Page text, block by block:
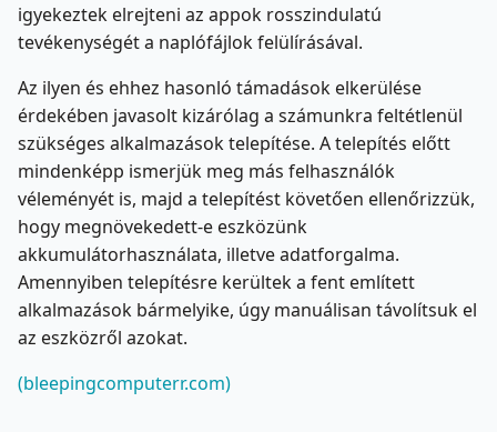
igyekeztek elrejteni az appok rosszindulatú
tevékenységét a naplófájlok felülírásával.
Az ilyen és ehhez hasonló támadások elkerülése
érdekében javasolt kizárólag a számunkra feltétlenül
szükséges alkalmazások telepítése. A telepítés előtt
mindenképp ismerjük meg más felhasználók
véleményét is, majd a telepítést követően ellenőrizzük,
hogy megnövekedett-e eszközünk
akkumulátorhasználata, illetve adatforgalma.
Amennyiben telepítésre kerültek a fent említett
alkalmazások bármelyike, úgy manuálisan távolítsuk el
az eszközről azokat.
(bleepingcomputerr.com)